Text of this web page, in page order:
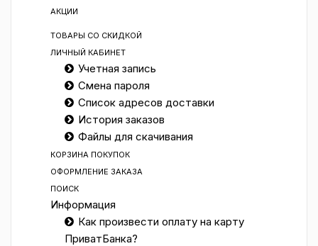
АКЦИИ
ТОВАРЫ СО СКИДКОЙ
ЛИЧНЫЙ КАБИНЕТ
Учетная запись
Смена пароля
Список адресов доставки
История заказов
Файлы для скачивания
КОРЗИНА ПОКУПОК
ОФОРМЛЕНИЕ ЗАКАЗА
ПОИСК
Информация
Как произвести оплату на карту
ПриватБанка?